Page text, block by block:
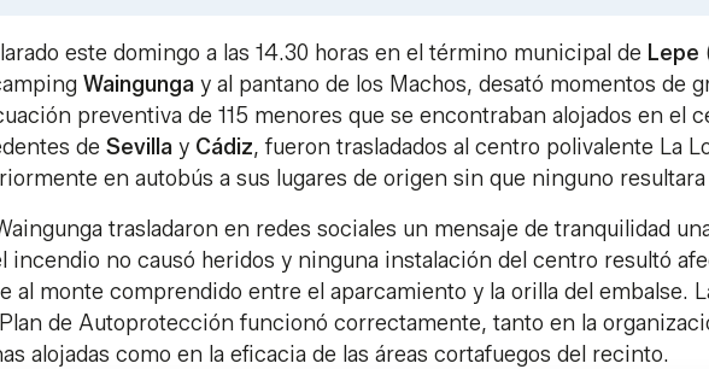
este domingo a las 14.30 horas en el término municipal de Lepe
Waingunga y al pantano de los Machos, desató momentos de
preventiva de 115 menores que se encontraban alojados en el
de Sevilla y Cádiz, fueron trasladados al centro polivalente La
en autobús a sus lugares de origen sin que ninguno
trasladaron en redes sociales un mensaje de tranquilidad
incendio no causó heridos y ninguna instalación del centro resultó
al monte comprendido entre el aparcamiento y la orilla del embalse.
de Autoprotección funcionó correctamente, tanto en la
alojadas como en la eficacia de las áreas cortafuegos del recinto.